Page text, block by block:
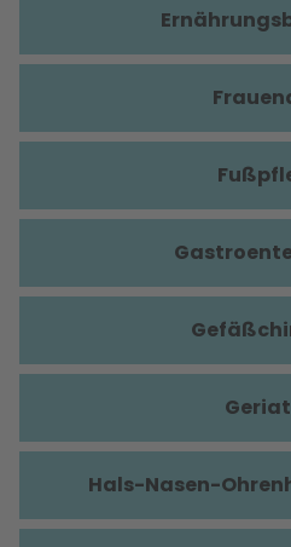
Hals-Nasen-